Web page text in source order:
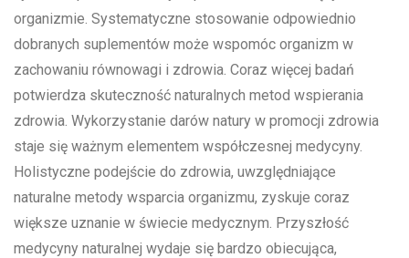
organizmie. Systematyczne stosowanie odpowiednio
dobranych suplementów może wspomóc organizm w
zachowaniu równowagi i zdrowia. Coraz więcej badań
potwierdza skuteczność naturalnych metod wspierania
zdrowia. Wykorzystanie darów natury w promocji zdrowia
staje się ważnym elementem współczesnej medycyny.
Holistyczne podejście do zdrowia, uwzględniające
naturalne metody wsparcia organizmu, zyskuje coraz
większe uznanie w świecie medycznym. Przyszłość
medycyny naturalnej wydaje się bardzo obiecująca,